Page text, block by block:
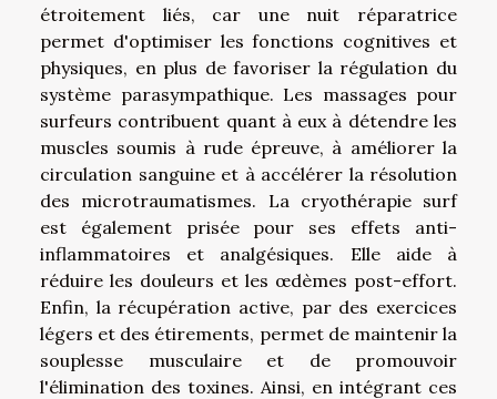
étroitement liés, car une nuit réparatrice
permet d'optimiser les fonctions cognitives et
physiques, en plus de favoriser la régulation du
système parasympathique. Les massages pour
surfeurs contribuent quant à eux à détendre les
muscles soumis à rude épreuve, à améliorer la
circulation sanguine et à accélérer la résolution
des microtraumatismes. La cryothérapie surf
est également prisée pour ses effets anti-
inflammatoires et analgésiques. Elle aide à
réduire les douleurs et les œdèmes post-effort.
Enfin, la récupération active, par des exercices
légers et des étirements, permet de maintenir la
souplesse musculaire et de promouvoir
l'élimination des toxines. Ainsi, en intégrant ces